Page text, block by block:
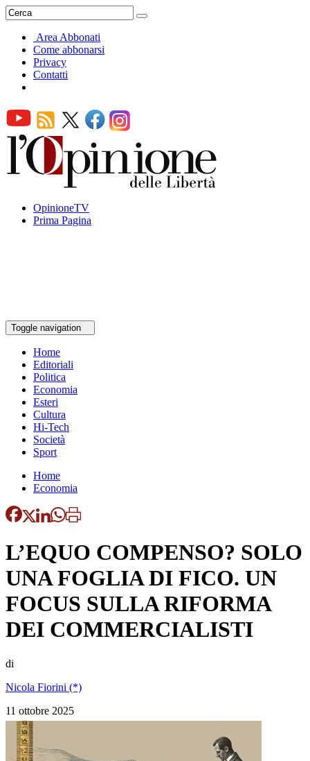
Area Abbonati
Come abbonarsi
Privacy
Contatti
OpinioneTV
Prima Pagina
Toggle navigation
Home
Editoriali
Politica
Economia
Esteri
Cultura
Hi-Tech
Società
Sport
Home
Economia
L’EQUO COMPENSO? SOLO
UNA FOGLIA DI FICO. UN
FOCUS SULLA RIFORMA
DEI COMMERCIALISTI
di
Nicola Fiorini (*)
11 ottobre 2025